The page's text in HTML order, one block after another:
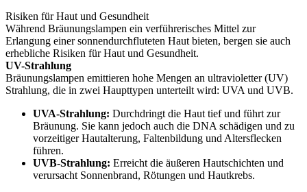
Risiken für Haut und Gesundheit
Während Bräunungslampen ein verführerisches Mittel zur
Erlangung einer sonnendurchfluteten Haut bieten, bergen sie auch
erhebliche Risiken für Haut und Gesundheit.
UV-Strahlung
Bräunungslampen emittieren hohe Mengen an ultravioletter (UV)
Strahlung, die in zwei Haupttypen unterteilt wird: UVA und UVB.
UVA-Strahlung: Durchdringt die Haut tief und führt zur
Bräunung. Sie kann jedoch auch die DNA schädigen und zu
vorzeitiger Hautalterung, Faltenbildung und Altersflecken
führen.
UVB-Strahlung: Erreicht die äußeren Hautschichten und
verursacht Sonnenbrand, Rötungen und Hautkrebs.